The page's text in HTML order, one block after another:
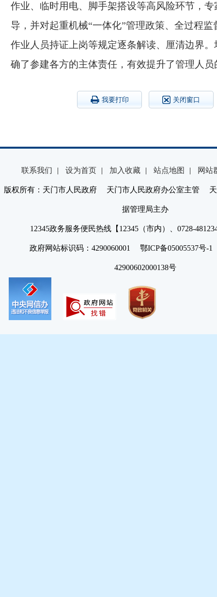
作业、临时用电、脚手架搭设等高风险环节，
导，并对起重机械“一体化”管理政策、全过程监
作业人员持证上岗等规定逐条解读、厘清边界
确了参建各方的主体责任，有效提升了管理人
我要打印 关闭窗口
联系我们 | 设为首页 | 加入收藏 | 站点地图 | 网站
版权所有：天门市人民政府 天门市人民政府办公室主管 天
据管理局主办
12345政务服务便民热线【12345（市内）、0728-
政府网站标识码：4290060001 鄂ICP备05005537号
42900602000138号